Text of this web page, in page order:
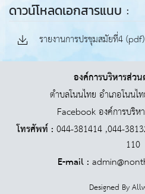
ดาวน์โหลดเอกสารแนบ :
รายงานการปรชุมสมัยที่4 (pdf)
องค์การบริหารส่ว
ตำบลโนนไทย อำเภอโนนไ
Facebook องค์การบริห
โทรศัพท์ : 044-381414 ,044-
110
E-mail :
Designed By